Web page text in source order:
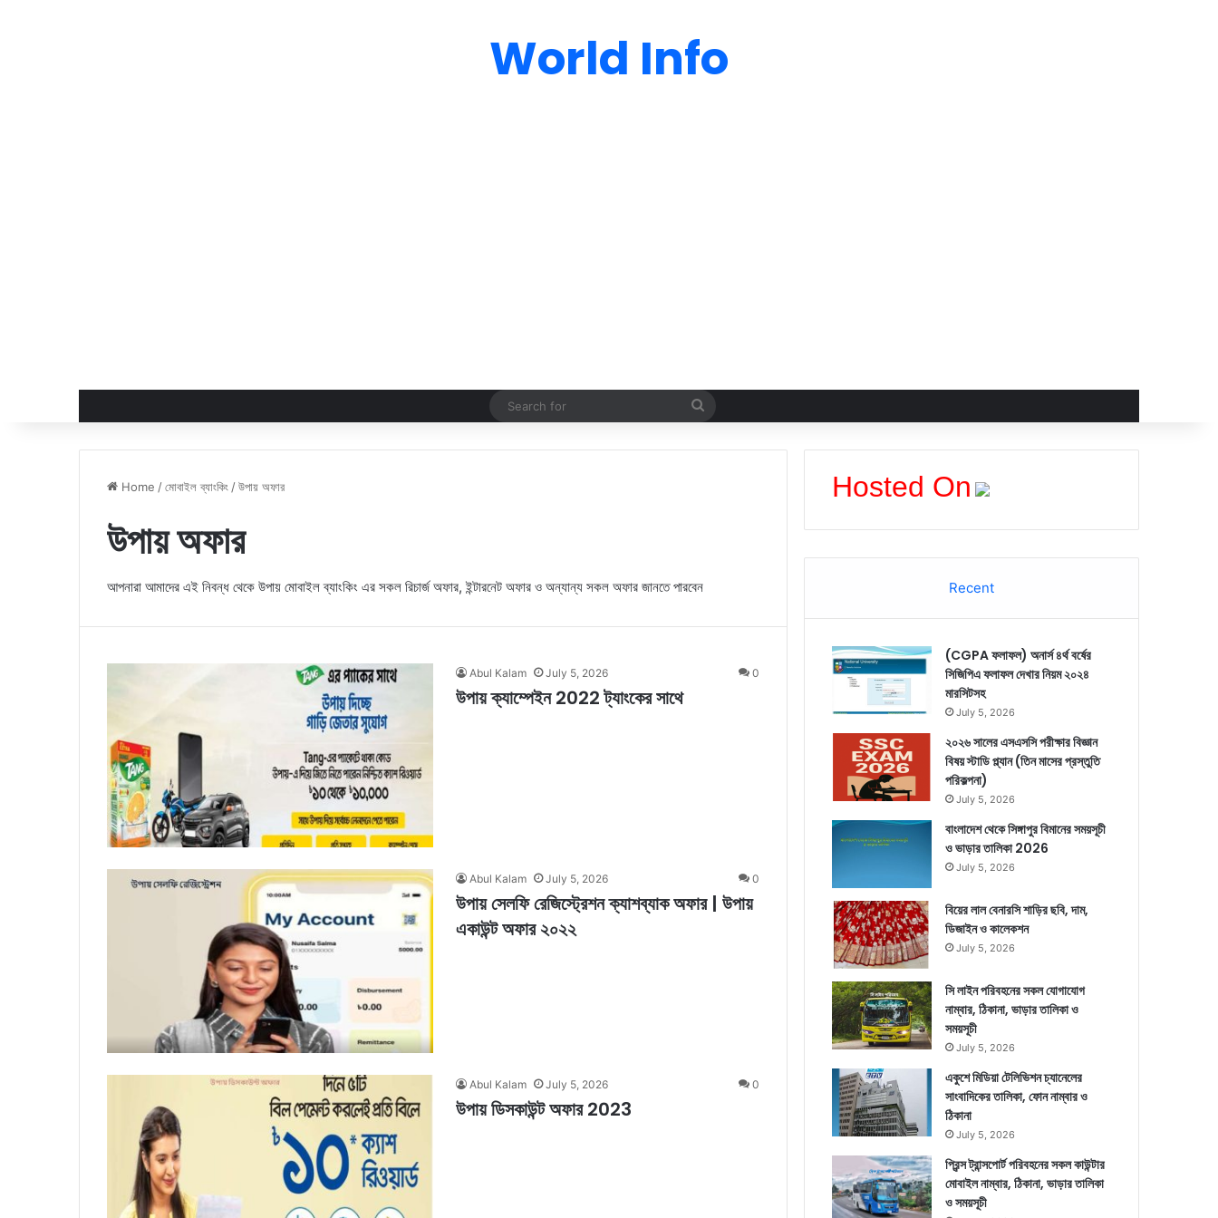
World Info
Search
Home /মোবাইল ব্যাংকিং /উপায় অফার
উপায় অফার
আপনারা আমাদের এই নিবন্ধ থেকে উপায় মোবাইল ব্যাংকিং এর সকল রিচার্জ অফার, ইন্টারনেট অফার ও অন্যান্য সকল অফার জানতে পারবেন
Abul Kalam July 5, 2026 0
উপায় ক্যাম্পেইন 2022 ট্যাংকের সাথে
Abul Kalam July 5, 2026 0
উপায় সেলফি রেজিস্ট্রেশন ক্যাশব্যাক অফার | উপায়
একাউন্ট অফার ২০২২
Abul Kalam July 5, 2026 0
উপায় ডিসকাউন্ট অফার 2023
Hosted On
Recent
(CGPA ফলাফল) অনার্স ৪র্থ বর্ষের
সিজিপিএ ফলাফল দেখার নিয়ম ২০২৪
মারসিটসহ
July 5, 2026
২০২৬ সালের এসএসসি পরীক্ষার বিজ্ঞান
বিষয় স্টাডি প্ল্যান (তিন মাসের প্রস্তুতি
পরিকল্পনা)
July 5, 2026
বাংলাদেশ থেকে সিঙ্গাপুর বিমানের সময়সূচী
ও ভাড়ার তালিকা 2026
July 5, 2026
বিয়ের লাল বেনারসি শাড়ির ছবি, দাম,
ডিজাইন ও কালেকশন
July 5, 2026
সি লাইন পরিবহনের সকল যোগাযোগ
নাম্বার, ঠিকানা, ভাড়ার তালিকা ও
সময়সূচী
July 5, 2026
একুশে মিডিয়া টেলিভিশন চ্যানেলের
সাংবাদিকের তালিকা, ফোন নাম্বার ও
ঠিকানা
July 5, 2026
প্রিন্স ট্রান্সপোর্ট পরিবহনের সকল কাউন্টার
মোবাইল নাম্বার, ঠিকানা, ভাড়ার তালিকা
ও সময়সূচী